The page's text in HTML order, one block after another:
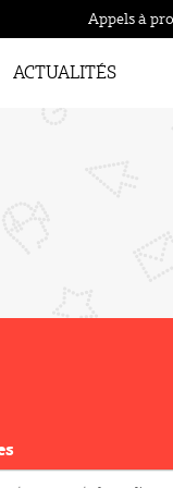
Appels à
ACTUALITÉS